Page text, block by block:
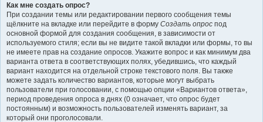
Как мне создать опрос?
При создании темы или редактировании первого сообщения темы
щёлкните на вкладке или перейдите в форму Создать опрос под
основной формой для создания сообщения, в зависимости от
используемого стиля; если вы не видите такой вкладки или формы, то вы
не имеете прав на создание опросов. Укажите вопрос и как минимум два
варианта ответа в соответствующих полях, убедившись, что каждый
вариант находится на отдельной строке текстового поля. Вы также
можете задать количество вариантов, которые могут выбрать
пользователи при голосовании, с помощью опции «Вариантов ответа»,
период проведения опроса в днях (0 означает, что опрос будет
постоянным) и возможность пользователей изменять вариант, за
который они проголосовали.